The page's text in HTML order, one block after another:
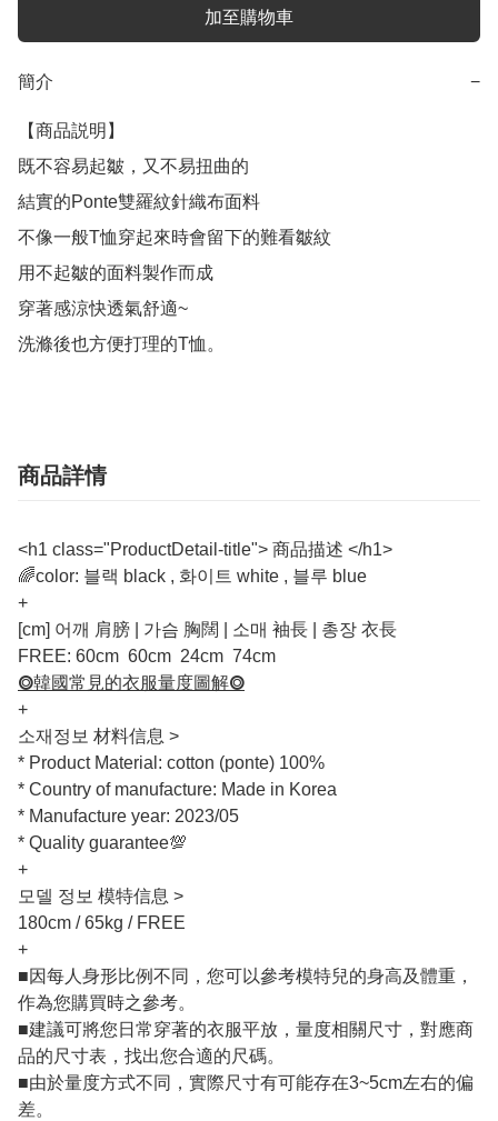
加至購物車
簡介 −
【商品説明】
既不容易起皺，又不易扭曲的
結實的Ponte雙羅紋針織布面料
不像一般T恤穿起來時會留下的難看皺紋
用不起皺的面料製作而成
穿著感涼快透氣舒適~
洗滌後也方便打理的T恤。
商品詳情
<h1 class="ProductDetail-title"> 商品描述 </h1>
🌈color: 블랙 black , 화이트 white , 블루 blue
+
[cm] 어깨 肩膀 | 가슴 胸闊 | 소매 袖長 | 총장 衣長
FREE: 60cm 60cm 24cm 74cm
⭗韓國常見的衣服量度圖解⭗
+
소재정보 材料信息 >
* Product Material: cotton (ponte) 100%
* Country of manufacture: Made in Korea
* Manufacture year: 2023/05
* Quality guarantee💯
+
모델 정보 模特信息 >
180cm / 65kg / FREE
+
■因每人身形比例不同，您可以參考模特兒的身高及體重，
作為您購買時之參考。
■建議可將您日常穿著的衣服平放，量度相關尺寸，對應商
品的尺寸表，找出您合適的尺碼。
■由於量度方式不同，實際尺寸有可能存在3~5cm左右的偏
差。